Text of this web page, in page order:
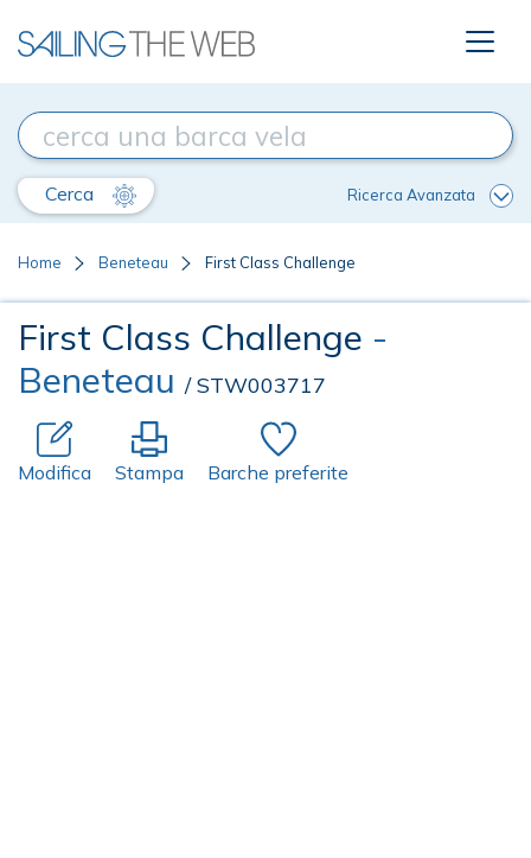
Cerca Ricerca Avanzata
Home Beneteau First Class Challenge
First Class Challenge -
Beneteau / STW003717
Modifica Stampa Barche preferite